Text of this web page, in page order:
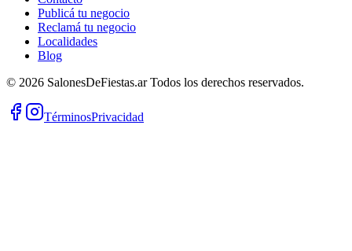
Publicá tu negocio
Reclamá tu negocio
Localidades
Blog
© 2026 SalonesDeFiestas.arTodos los derechos reservados.
TérminosPrivacidad